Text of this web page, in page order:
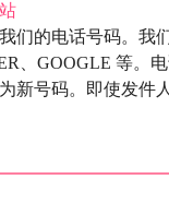
们的电话号码。我
、GOOGLE 等。
新号码。即使发件